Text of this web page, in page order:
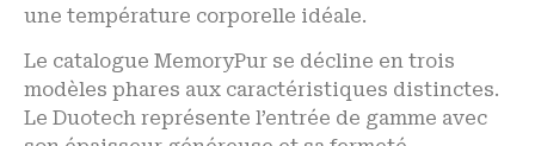
une température corporelle idéale.
Le catalogue MemoryPur se décline en trois
modèles phares aux caractéristiques distinctes.
Le Duotech représente l’entrée de gamme avec